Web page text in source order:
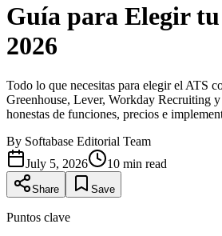
Guía para Elegir tu
2026
Todo lo que necesitas para elegir el ATS
Greenhouse, Lever, Workday Recruiting
honestas de funciones, precios e
By Softabase Editorial Team
July 5, 2026
10 min read
Share Save
Puntos clave